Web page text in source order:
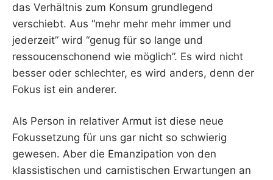
das Verhältnis zum Konsum grundlegend
verschiebt. Aus “mehr mehr mehr immer und
jederzeit” wird “genug für so lange und
ressoucenschonend wie möglich”. Es wird nicht
besser oder schlechter, es wird anders, denn der
Fokus ist ein anderer.
Als Person in relativer Armut ist diese neue
Fokussetzung für uns gar nicht so schwierig
gewesen. Aber die Emanzipation von den
klassistischen und carnistischen Erwartungen an